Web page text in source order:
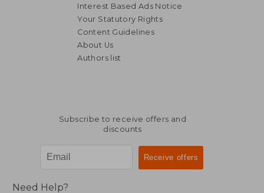
£ 16.76
Interest Based Ads Notice
Your Statutory Rights
Content Guidelines
About Us
Authors list
Subscribe to receive offers and
discounts
Need Help?